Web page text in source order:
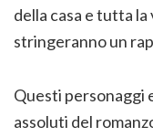
della casa e tutta
stringeranno un
Questi personaggi
assoluti del